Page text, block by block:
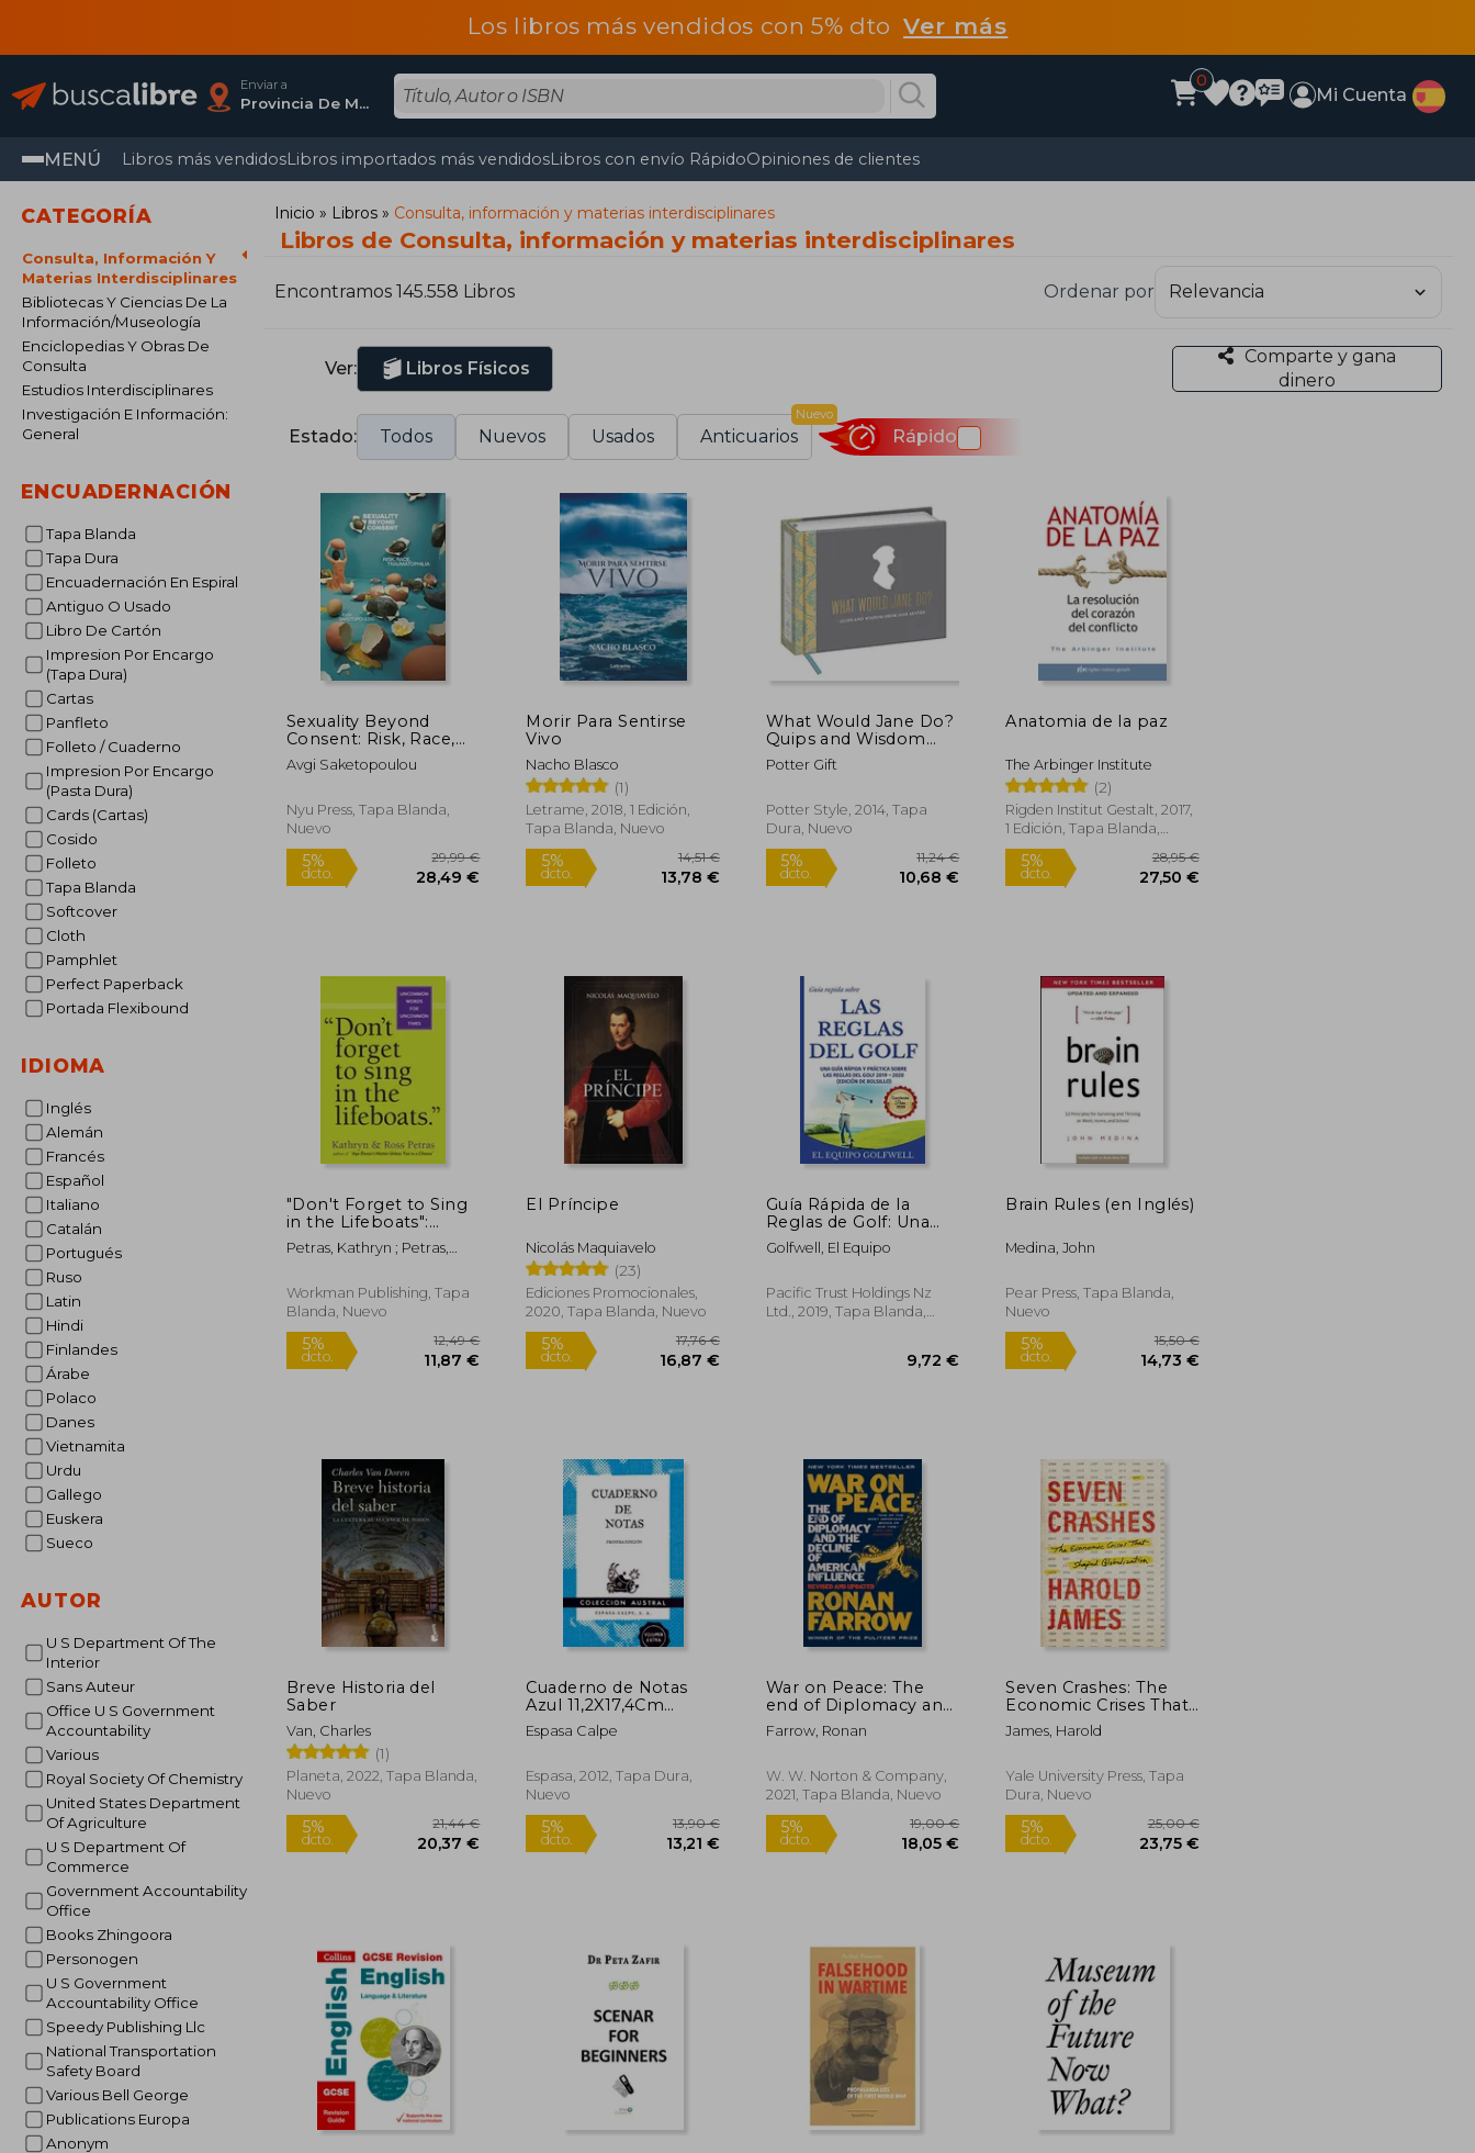
Los libros más vendidos con 5% dtoVer más
Enviar a
Provincia De Madrid
0
Mi Cuenta
MENÚ Libros más vendidosLibros importados más vendidosLibros con envío RápidoOpiniones de clientes
CATEGORÍA
Consulta, Información Y
Materias Interdisciplinares
Bibliotecas Y Ciencias De La
Información/Museología
Enciclopedias Y Obras De
Consulta
Estudios Interdisciplinares
Investigación E Información:
General
ENCUADERNACIÓN
Tapa Blanda
Tapa Dura
Encuadernación En Espiral
Antiguo O Usado
Libro De Cartón
Impresion Por Encargo
(Tapa Dura)
Cartas
Panfleto
Folleto / Cuaderno
Impresion Por Encargo
(Pasta Dura)
Cards (Cartas)
Cosido
Folleto
Tapa Blanda
Softcover
Cloth
Pamphlet
Perfect Paperback
Portada Flexibound
IDIOMA
Inglés
Alemán
Francés
Español
Italiano
Catalán
Portugués
Ruso
Latin
Hindi
Finlandes
Árabe
Polaco
Danes
Vietnamita
Urdu
Gallego
Euskera
Sueco
AUTOR
U S Department Of The
Interior
Sans Auteur
Office U S Government
Accountability
Various
Royal Society Of Chemistry
United States Department
Of Agriculture
U S Department Of
Commerce
Government Accountability
Office
Books Zhingoora
Personogen
U S Government
Accountability Office
Speedy Publishing Llc
National Transportation
Safety Board
Various Bell George
Publications Europa
Anonym
Inicio Libros Consulta, información y materias interdisciplinares
Libros de Consulta, información y materias interdisciplinares
Encontramos 145.558 Libros Ordenar por
Ver: Libros Físicos
Comparte y gana
dinero
Estado: Todos Nuevos Usados Anticuarios
Nuevo
Rápido
Sexuality Beyond
Consent: Risk, Race,
Traumatophilia (Sexual
Cultures, 61) (en
Avgi Saketopoulou
Nyu Press, Tapa Blanda,
Nuevo
Morir Para Sentirse
Vivo
Nacho Blasco
(1)
Letrame, 2018, 1 Edición,
Tapa Blanda, Nuevo
What Would Jane Do?
Quips and Wisdom
From Jane Austen (en
Inglés)
Potter Gift
Potter Style, 2014, Tapa
Dura, Nuevo
10,68 €
Anatomia de la paz
The Arbinger Institute
(2)
Rigden Institut Gestalt, 2017,
1 Edición, Tapa Blanda,
Nuevo
"Don't Forget to Sing
in the Lifeboats":
Uncommon Wisdom
for Uncommon Times
Petras, Kathryn ; Petras,
Workman Publishing, Tapa
Blanda, Nuevo
5%
dcto.
El Príncipe
Nicolás Maquiavelo
(23)
Ediciones Promocionales,
2020, Tapa Blanda, Nuevo
5%
dcto.
Guía Rápida de la
Reglas de Golf: Una
Guía Rápida y Práctica
de las Reglas de Golf
Bolsillo)
Golfwell, El Equipo
Pacific Trust Holdings Nz
Ltd., 2019, Tapa Blanda,
9,72 €
Brain Rules (en Inglés)
Medina, John
Pear Press, Tapa Blanda,
Nuevo
5%
dcto.
Breve Historia del
Saber
Van, Charles
(1)
Planeta, 2022, Tapa Blanda,
Nuevo
5%
dcto.
Cuaderno de Notas
Azul 11,2X17,4Cm
(Austral Ediciones
Especiales)
Espasa Calpe
Espasa, 2012, Tapa Dura,
Nuevo
5%
dcto.
War on Peace: The
end of Diplomacy and
the Decline of
American Influence
Farrow, Ronan
W. W. Norton & Company,
2021, Tapa Blanda, Nuevo
5%
dcto.
19,00 €
18,05 €
Seven Crashes: The
Economic Crises That
Shaped Globalization
(en Inglés)
James, Harold
Yale University Press, Tapa
Dura, Nuevo